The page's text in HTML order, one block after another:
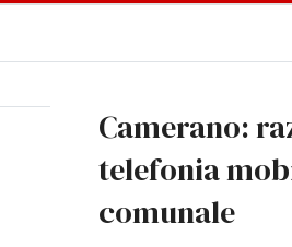
Camerano:
telefonia
comunale